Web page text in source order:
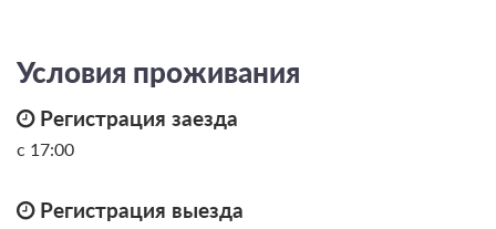
Условия проживания
Регистрация заезда
с 17:00
Регистрация выезда